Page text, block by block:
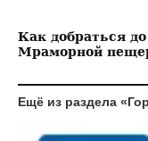
Как добраться
Мраморной
Ещё из раздела